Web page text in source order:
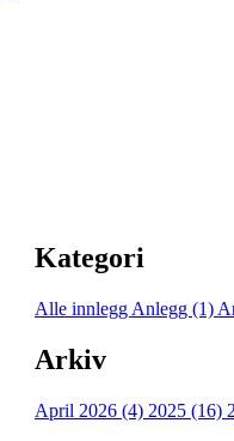
Kategori
Alle innlegg Anlegg (1)
Arkiv
April 2026 (4) 2025 (16)